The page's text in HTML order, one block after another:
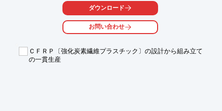
*   製品寿命の延長
*   過酷な環境下での安定動作の確保
ダウンロード
お問い合わせ
ＣＦＲＰ〔強化炭素繊維プラスチック〕の設計から組み立て
の一貫生産